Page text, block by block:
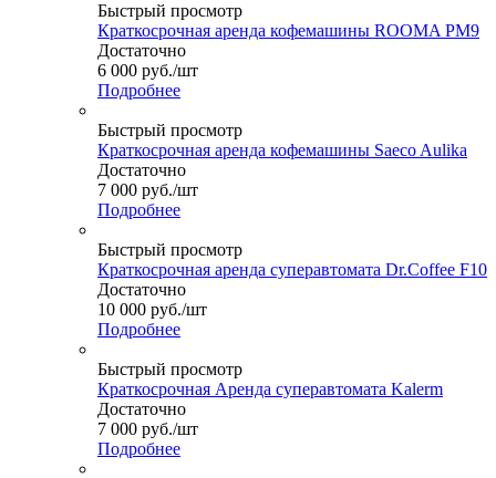
Быстрый просмотр
Краткосрочная аренда кофемашины ROOMA PM9
Достаточно
6 000 руб./шт
Подробнее
Быстрый просмотр
Краткосрочная аренда кофемашины Saeco Aulika
Достаточно
7 000 руб./шт
Подробнее
Быстрый просмотр
Краткосрочная аренда суперавтомата Dr.Coffee F10
Достаточно
10 000 руб./шт
Подробнее
Быстрый просмотр
Краткосрочная Аренда cуперавтомата Kalerm
Достаточно
7 000 руб./шт
Подробнее